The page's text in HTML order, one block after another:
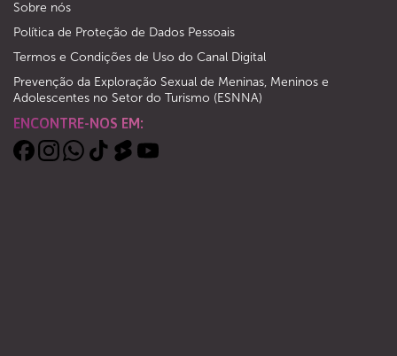
Sobre nós
Política de Proteção de Dados Pessoais
Termos e Condições de Uso do Canal Digital
Prevenção da Exploração Sexual de Meninas, Meninos e
Adolescentes no Setor do Turismo (ESNNA)
ENCONTRE-NOS EM: